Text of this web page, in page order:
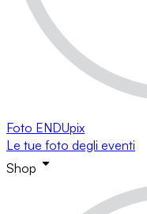
Foto ENDUpix
Le tue foto degli eventi
Shop